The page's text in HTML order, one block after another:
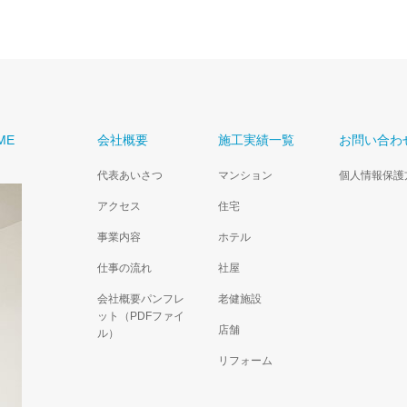
会社概要
代表あいさつ
アクセス
事業内容
仕事の流れ
会社概要パンフレ
ット（PDFファイ
ル）
施工実績一覧
マンション
住宅
ホテル
社屋
老健施設
店舗
リフォーム
お問い合わ
個人情報保護